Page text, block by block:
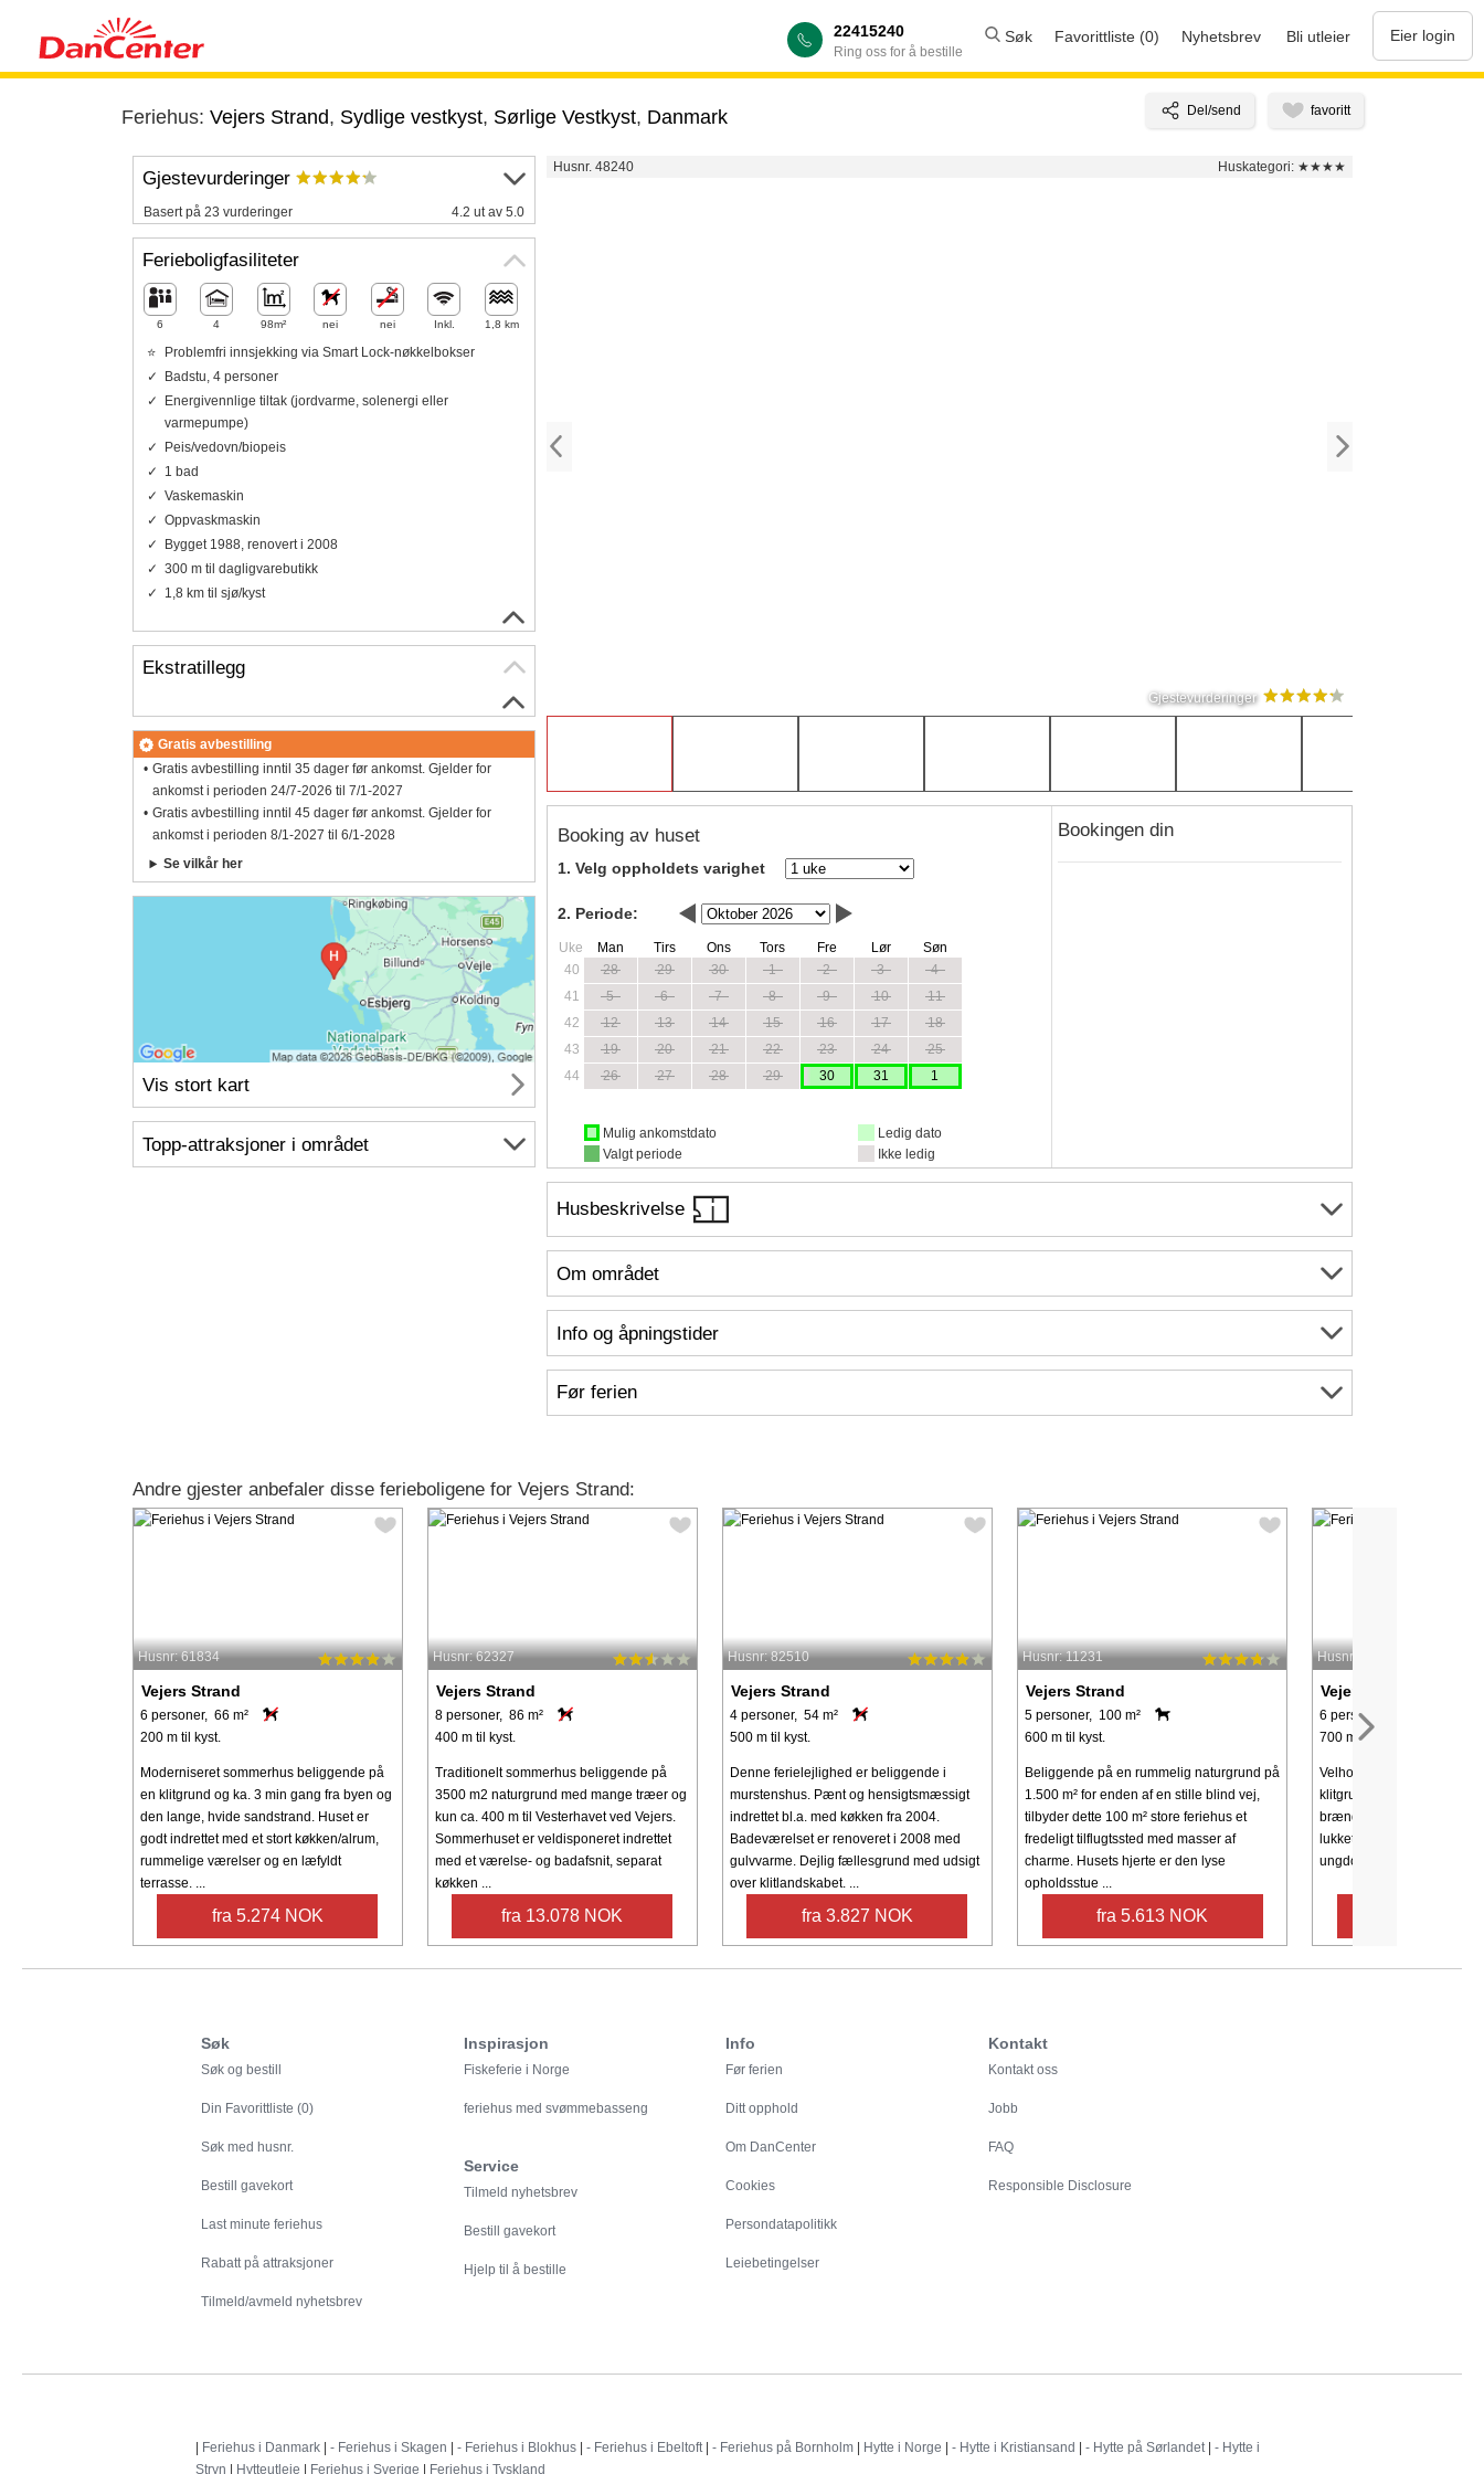
22415240
Ring oss for å bestille
Søk Favorittliste (0) Nyhetsbrev Bli utleier Eier login
Feriehus: Vejers Strand, Sydlige vestkyst, Sørlige Vestkyst, Danmark
Husnr. 48240 Huskategori: ★★★★
Gjestevurderinger
Booking av huset
1. Velg oppholdets varighet
2. Periode:
Uke Man Tirs Ons Tors Fre Lør
Søn
40
28 29 30 1 2 3
4
41
5 6 7 8 9 10
11
42
12 13 14 15 16 17
18
43
19 20 21 22 23 24
25
44
26 27 28 29 30 31 1
Mulig ankomstdato
Valgt periode
Ledig dato
Ikke ledig
Bookingen din
Husbeskrivelse
Om området
Info og åpningstider
Før ferien
Gjestevurderinger
Basert på 23 vurderinger 4.2 ut av 5.0
Ferieboligfasiliteter
6 4 98m² nei nei Inkl. 1,8 km
Problemfri innsjekking via Smart Lock-nøkkelbokser
Badstu, 4 personer
Energivennlige tiltak (jordvarme, solenergi eller
varmepumpe)
Peis/vedovn/biopeis
1 bad
Vaskemaskin
Oppvaskmaskin
Bygget 1988, renovert i 2008
300 m til dagligvarebutikk
1,8 km til sjø/kyst
Ekstratillegg
Gratis avbestilling
Gratis avbestilling inntil 35 dager før ankomst. Gjelder for
ankomst i perioden 24/7-2026 til 7/1-2027
Gratis avbestilling inntil 45 dager før ankomst. Gjelder for
ankomst i perioden 8/1-2027 til 6/1-2028
Se vilkår her
Vis stort kart
Topp-attraksjoner i området
Andre gjester anbefaler disse ferieboligene for Vejers Strand:
Husnr: 61834
Vejers Strand
6 personer, 66 m²
200 m til kyst.
Moderniseret sommerhus beliggende på
en klitgrund og ka. 3 min gang fra byen og
den lange, hvide sandstrand. Huset er
godt indrettet med et stort køkken/alrum,
rummelige værelser og en læfyldt
terrasse. ...
fra 5.274 NOK
Husnr: 62327
Vejers Strand
8 personer, 86 m²
400 m til kyst.
Traditionelt sommerhus beliggende på
3500 m2 naturgrund med mange træer og
kun ca. 400 m til Vesterhavet ved Vejers.
Sommerhuset er veldisponeret indrettet
med et værelse- og badafsnit, separat
køkken ...
fra 13.078 NOK
Husnr: 82510
Vejers Strand
4 personer, 54 m²
500 m til kyst.
Denne ferielejlighed er beliggende i
murstenshus. Pænt og hensigtsmæssigt
indrettet bl.a. med køkken fra 2004.
Badeværelset er renoveret i 2008 med
gulvvarme. Dejlig fællesgrund med udsigt
over klitlandskabet. ...
fra 3.827 NOK
Husnr: 11231
Vejers Strand
5 personer, 100 m²
600 m til kyst.
Beliggende på en rummelig naturgrund på
1.500 m² for enden af ​​en stille blind vej,
tilbyder dette 100 m² store feriehus et
fredeligt tilflugtssted med masser af
charme. Husets hjerte er den lyse
opholdsstue ...
fra 5.613 NOK
Husnr: 82494
Vejers Strand
6 personer, 81 m²
700 m til kyst.
Velholdt træsommerhus
klitgrund. Moderne
brændeovn. Køkken fra
lukket gårdhave. Udlejes
ungdomsgrupper.
Søk
Søk og bestill
Din Favorittliste (0)
Søk med husnr.
Bestill gavekort
Last minute feriehus
Rabatt på attraksjoner
Tilmeld/avmeld nyhetsbrev
Inspirasjon
Fiskeferie i Norge
feriehus med svømmebasseng
Service
Tilmeld nyhetsbrev
Bestill gavekort
Hjelp til å bestille
Info
Før ferien
Ditt opphold
Om DanCenter
Cookies
Persondatapolitikk
Leiebetingelser
Kontakt
Kontakt oss
Jobb
FAQ
Responsible Disclosure
| Feriehus i Danmark | - Feriehus i Skagen | - Feriehus i Blokhus | - Feriehus i Ebeltoft | - Feriehus på Bornholm | Hytte i Norge | - Hytte i Kristiansand | - Hytte på Sørlandet | - Hytte i
Stryn | Hytteutleie | Feriehus i Sverige | Feriehus i Tyskland